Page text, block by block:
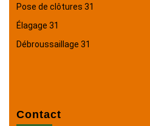
Pose de clôtures 31
Élagage 31
Débroussaillage 31
Contact